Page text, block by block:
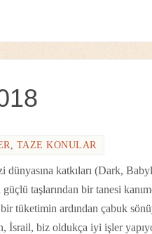
TAZE KONULAR
dünyasına katkıları (Dark,
taşlarından bir tanesi
tüketimin ardından çabuk
İsrail, biz oldukça iyi işler